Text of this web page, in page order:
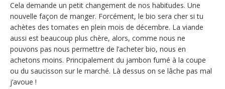
Cela demande un petit changement de nos habitudes. Une
nouvelle façon de manger. Forcément, le bio sera cher si tu
achètes des tomates en plein mois de décembre. La viande
aussi est beaucoup plus chère, alors, comme nous ne
pouvons pas nous permettre de l’acheter bio, nous en
achetons moins. Principalement du jambon fumé à la coupe
ou du saucisson sur le marché. Là dessus on se lâche pas mal
j’avoue !